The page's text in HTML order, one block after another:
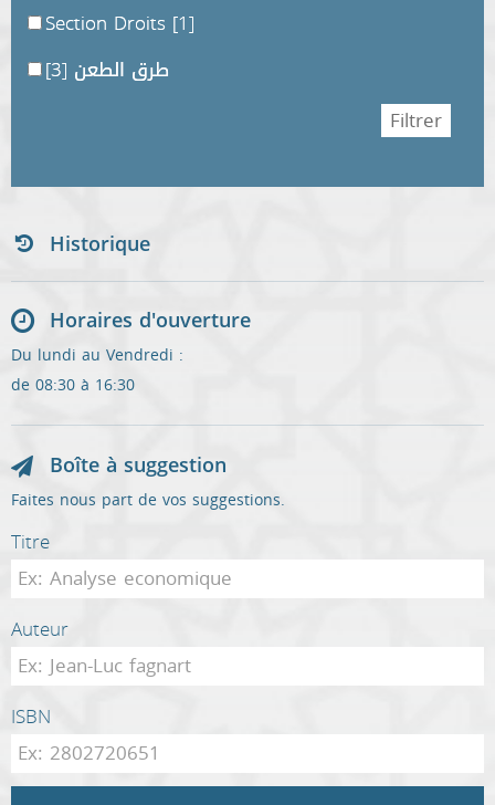
Section Droits [1]
طرق الطعن [3]
Historique
Horaires d'ouverture
Du lundi au Vendredi :
de 08:30 à 16:30
Boîte à suggestion
Faites nous part de vos suggestions.
Titre
Auteur
ISBN